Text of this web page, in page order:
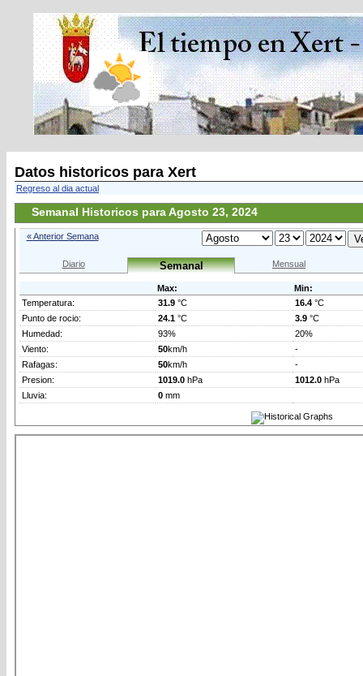
Datos historicos para Xert
Regreso al dia actual
Semanal Historicos para Agosto 23, 2024
« Anterior Semana
Diario Semanal Mensual
Max:
Min:
Temperatura:
31.9 °C 16.4 °C
Punto de rocio:
24.1 °C 3.9 °C
Humedad:
93%
20%
Viento:
50km/h
-
Rafagas:
50km/h
-
Presion:
1019.0 hPa 1012.0 hPa
Lluvia:
0 mm